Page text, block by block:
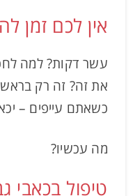
אין לכם זמן
עשר דקות? למה
את זה? זה רק
כשאתם עייפים –
מה עכשיו?
טיפול בכאבי